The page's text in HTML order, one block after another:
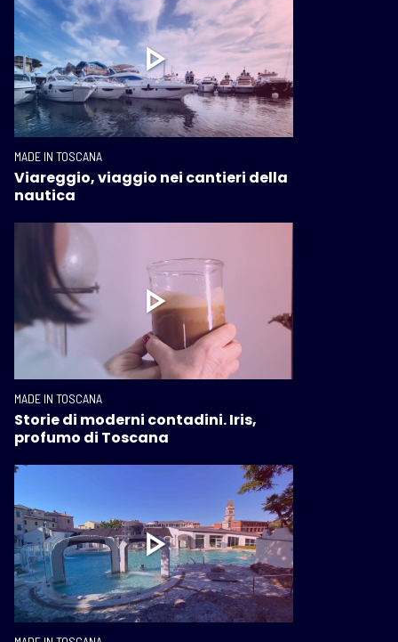
MADE IN TOSCANA
Viareggio, viaggio nei cantieri della
nautica
MADE IN TOSCANA
Storie di moderni contadini. Iris,
profumo di Toscana